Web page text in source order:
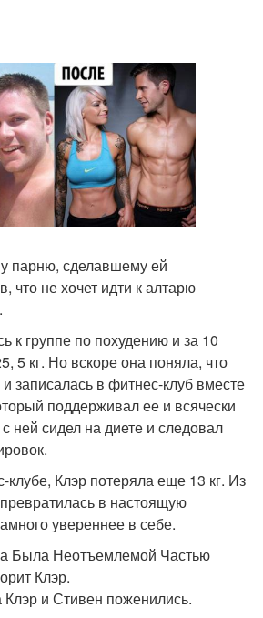
парню, сделавшему ей
что не хочет идти к алтарю
к группе по похудению и за 10
5 кг. Но вскоре она поняла, что
и записалась в фитнес-клуб вместе
поддерживал ее и всячески
ней сидел на диете и следовал
Клэр потеряла еще 13 кг. Из
в настоящую
увереннее в себе.
Была Неотъемлемой Частью
Клэр.
Клэр и Стивен поженились.